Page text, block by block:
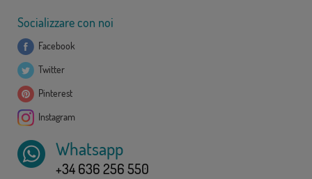
Socializzare con noi
Facebook
Twitter
Pinterest
Instagram
Whatsapp
+34 636 256 550